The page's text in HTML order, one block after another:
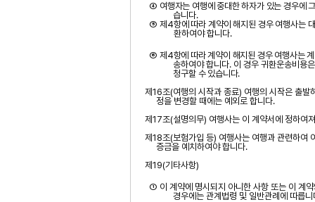
④ 여행자는 여행에 중대한 하자가 있는 경우에
습니다.
⑤ 제 4항에 따라 계약이 해지된 경우 여행사는
환하여야 합니다.
⑥ 제 4항에 따라 계약이 해지된 경우 여행사는
송하여야합니다. 이 경우 귀환운송비용
청구할 수 있습니다.
제 16조(여행의 시작과 종료) 여행의 시작은 출발
정을 변경할 때에는 예외로 합니다.
제 17조(설명의무) 여행사는 이 계약서에 정하여
제 18조(보험가입 등) 여행사는 여행과 관련하여
증금을 예치하여야 합니다.
제 19(기타사항)
① 이 계약에 명시되지 아니한 사항 또는 이 계
경우에는 관계법령 및 일반관례에 따릅니